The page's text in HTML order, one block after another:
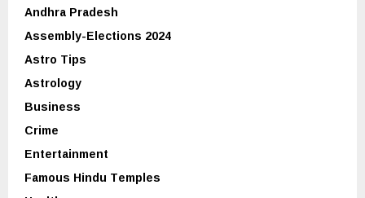
Andhra Pradesh
Assembly-Elections 2024
Astro Tips
Astrology
Business
Crime
Entertainment
Famous Hindu Temples